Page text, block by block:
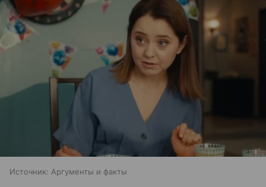
Источник: Аргументы и факты